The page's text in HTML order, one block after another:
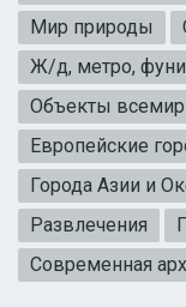
Мир природы
Ж/д, метро,
Объекты
Европейские
Города Азии и
Развлечения
Современная